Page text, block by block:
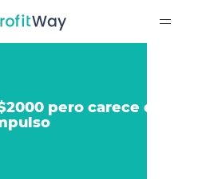
pero carece de